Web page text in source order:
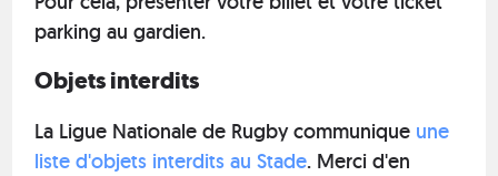
parking au gardien.
Objets interdits
La Ligue Nationale de Rugby communique une
liste d'objets interdits au Stade. Merci d'en